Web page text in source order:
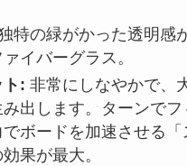
特の緑がかった透明感
イバーグラス。
ト: 非常にしなやかで、
出します。ターンでフ
でボードを加速させる「
果が最大。